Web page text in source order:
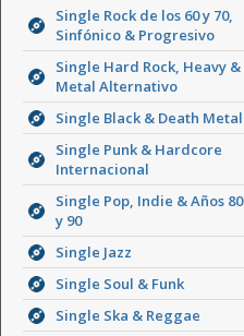
Single Rock de los 60 y 70,
Sinfónico & Progresivo
Single Hard Rock, Heavy &
Metal Alternativo
Single Black & Death Metal
Single Punk & Hardcore
Internacional
Single Pop, Indie & Años 80
y 90
Single Jazz
Single Soul & Funk
Single Ska & Reggae